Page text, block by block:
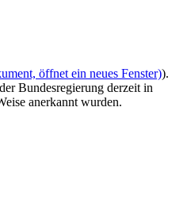
öffnet ein neues Fenster)).
Bundesregierung derzeit in
anerkannt wurden.